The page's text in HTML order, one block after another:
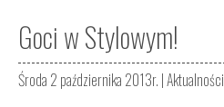
Goci w Stylowym!
Środa 2 października 2013r. |Aktualności